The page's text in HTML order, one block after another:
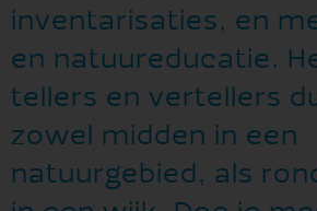
inventarisaties, en
en natuureducatie.
tellers en vertellers
zowel midden in een
natuurgebied, als